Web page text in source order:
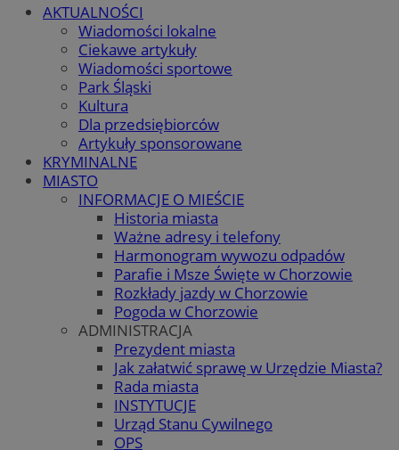
AKTUALNOŚCI
Wiadomości lokalne
Ciekawe artykuły
Wiadomości sportowe
Park Śląski
Kultura
Dla przedsiębiorców
Artykuły sponsorowane
KRYMINALNE
MIASTO
INFORMACJE O MIEŚCIE
Historia miasta
Ważne adresy i telefony
Harmonogram wywozu odpadów
Parafie i Msze Święte w Chorzowie
Rozkłady jazdy w Chorzowie
Pogoda w Chorzowie
ADMINISTRACJA
Prezydent miasta
Jak załatwić sprawę w Urzędzie Miasta?
Rada miasta
INSTYTUCJE
Urząd Stanu Cywilnego
OPS